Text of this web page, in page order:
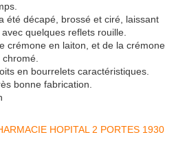
été décapé, brossé et ciré, laissant
quelques reflets rouille.
crémone en laiton, et de la crémone
en bourrelets caractéristiques.
bonne fabrication.